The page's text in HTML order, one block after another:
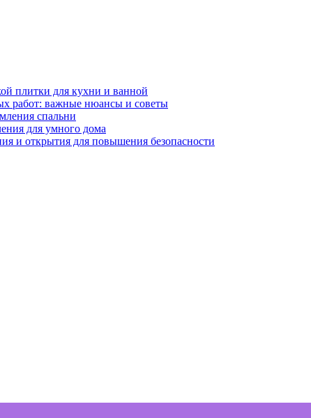
плитки для кухни и ванной
работ: важные нюансы и советы
спальни
для умного дома
и открытия для повышения безопасности